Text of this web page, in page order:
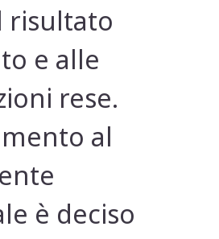
risultato
e alle
rese.
al
è deciso